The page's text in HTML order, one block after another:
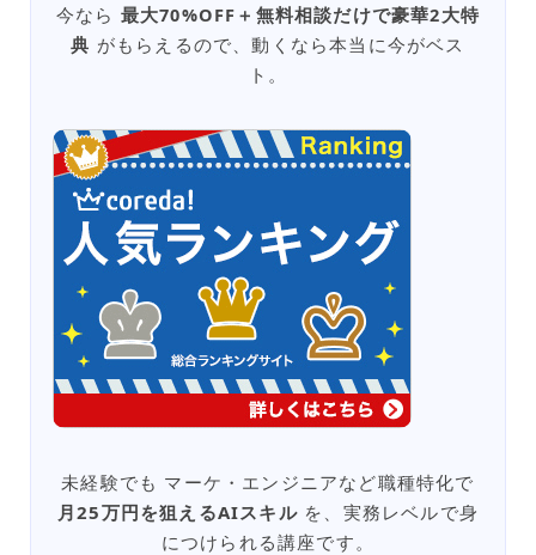
今なら 最大70%OFF＋無料相談だけで豪華2大特
典 がもらえるので、動くなら本当に今がベス
ト。
未経験でも マーケ・エンジニアなど職種特化で
月25万円を狙えるAIスキルを、実務レベルで身
につけられる講座です。